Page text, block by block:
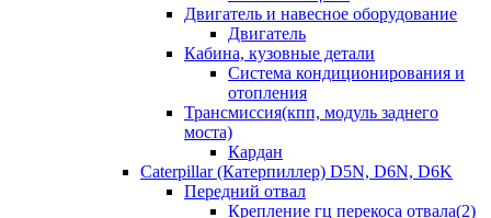
Двигатель и навесное оборудование
Двигатель
Кабина, кузовные детали
Система кондиционирования и
отопления
Трансмиссия(кпп, модуль заднего
моста)
Кардан
Caterpillar (Катерпиллер) D5N, D6N, D6K
Передний отвал
Крепление гц перекоса отвала(2)